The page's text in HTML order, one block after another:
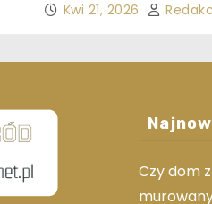
Kwi 21, 2026
Czy dom